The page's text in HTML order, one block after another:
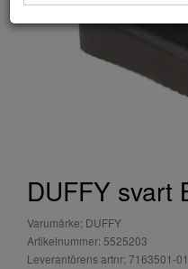
DUFFY svart
Varumärke: DUFFY
Artikelnummer: 5525203
Leverantörens artnr: 7163501-01